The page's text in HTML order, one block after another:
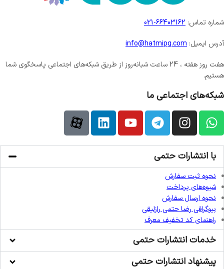
شماره تماس: 66403162-021
آدرس ایمیل: info@hatmipg.com
هفت روز هفته ، 24 ساعت شبانه‌روز از طریق شبکه‌های اجتماعی پاسخگوی شما
هستیم.
شبکه‌های اجتماعی ما
با انتشارات حتمی
نحوه ثبت سفارش
شیوه‌های پرداخت
نحوه ارسال سفارش
بیوگرافی رضا حتمی رازلیقی
راهنمای کد تخفیف معرف
خدمات انتشارات حتمی
پیشنهاد انتشارات حتمی